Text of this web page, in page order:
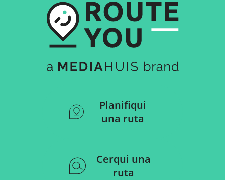
Planifiqui
una ruta
Cerqui una
ruta